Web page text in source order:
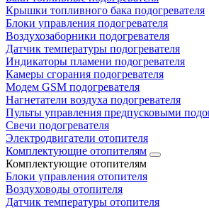
Крышки топливного бака подогревателя
Блоки управления подогревателя
Воздухозаборники подогревателя
Датчик температуры подогревателя
Индикаторы пламени подогревателя
Камеры сгорания подогревателя
Модем GSM подогревателя
Нагнетатели воздуха подогревателя
Пульты управления предпусковыми
Свечи подогревателя
Электродвигатели отопителя
Комплектующие отопителям
Комплектующие отопителям
Блоки управления отопителя
Воздуховоды отопителя
Датчик температуры отопителя